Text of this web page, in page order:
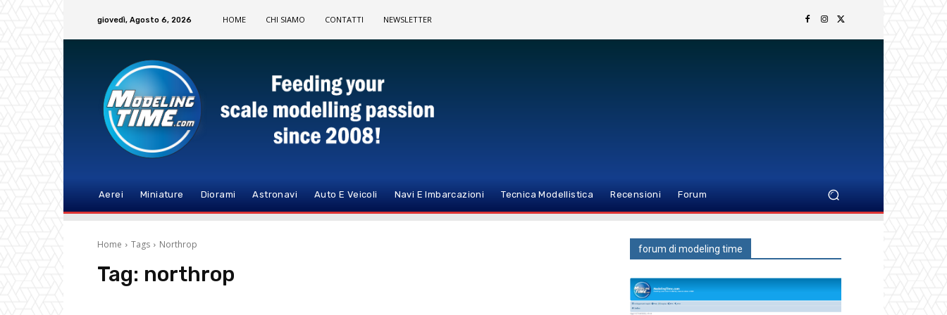
giovedì, Agosto 6, 2026 HOME CHI SIAMO CONTATTI NEWSLETTER
Aerei Miniature Diorami Astronavi Auto E Veicoli Navi E Imbarcazioni Tecnica Modellistica Recensioni Forum
Home Tags Northrop
Tag: northrop
forum di modeling time